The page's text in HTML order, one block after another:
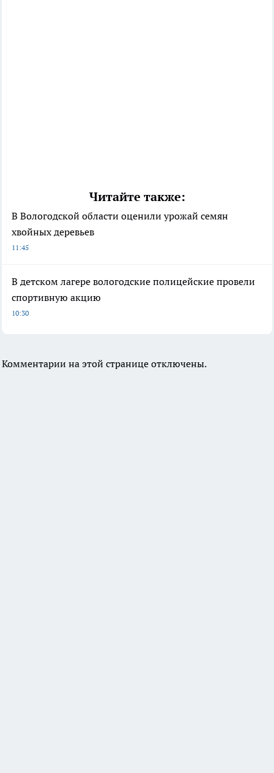
Читайте также:
В Вологодской области оценили урожай семян
хвойных деревьев
11:45
В детском лагере вологодские полицейские провели
спортивную акцию
10:30
Комментарии на этой странице отключены.